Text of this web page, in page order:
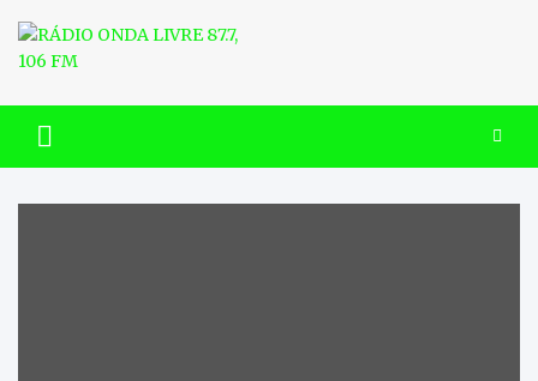
content
RÁDIO ONDA LIVRE 87.7, 106
FM